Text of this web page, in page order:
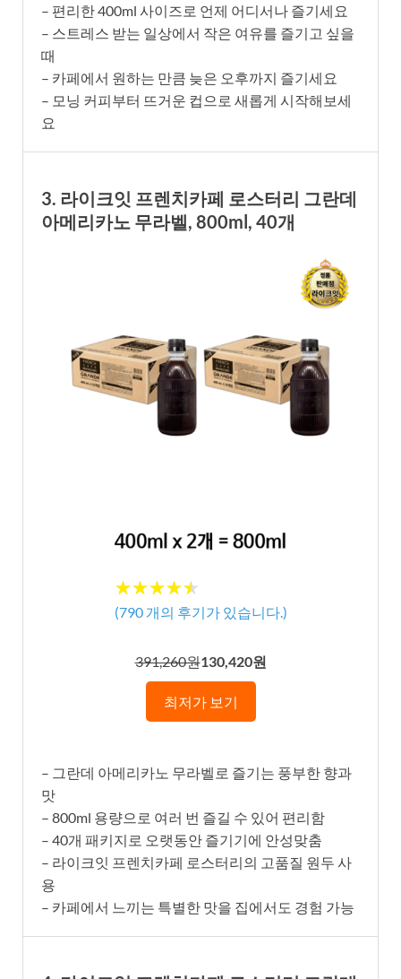
– 편리한 400ml 사이즈로 언제 어디서나 즐기세요
– 스트레스 받는 일상에서 작은 여유를 즐기고 싶을
때
– 카페에서 원하는 만큼 늦은 오후까지 즐기세요
– 모닝 커피부터 뜨거운 컵으로 새롭게 시작해보세
요
3. 라이크잇 프렌치카페 로스터리 그란데
아메리카노 무라벨, 800ml, 40개
★★★★★
★★★★★
(790개의 후기가 있습니다.)
391,260원130,420원
최저가 보기
– 그란데 아메리카노 무라벨로 즐기는 풍부한 향과
맛
– 800ml 용량으로 여러 번 즐길 수 있어 편리함
– 40개 패키지로 오랫동안 즐기기에 안성맞춤
– 라이크잇 프렌치카페 로스터리의 고품질 원두 사
용
– 카페에서 느끼는 특별한 맛을 집에서도 경험 가능